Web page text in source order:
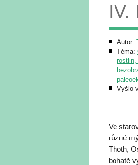
IV.
Autor:
Téma:
rostlin,
Vyšlo
Ve
různé
Thoth,
bohatě